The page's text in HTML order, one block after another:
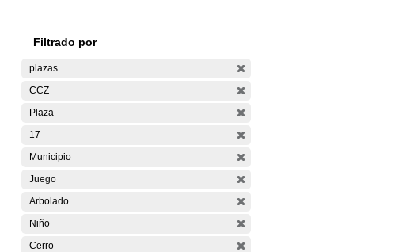
Filtrado por
plazas
CCZ
Plaza
17
Municipio
Juego
Arbolado
Niño
Cerro